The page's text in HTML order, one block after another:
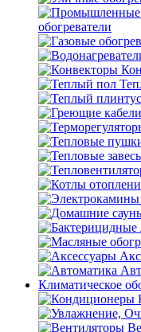
обогреватели
Климатическое